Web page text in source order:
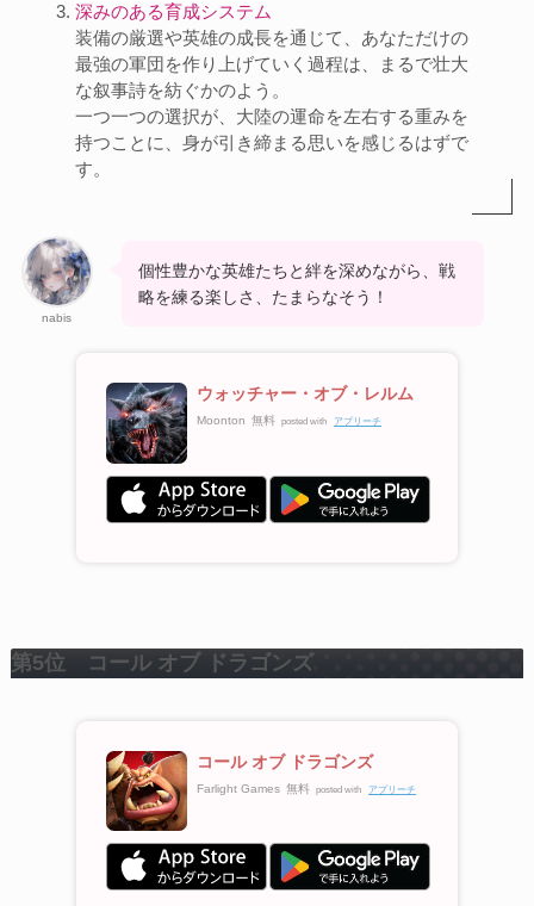
深みのある育成システム
装備の厳選や英雄の成長を通じて、あなただけの
最強の軍団を作り上げていく過程は、まるで壮大
な叙事詩を紡ぐかのよう。
一つ一つの選択が、大陸の運命を左右する重みを
持つことに、身が引き締まる思いを感じるはずで
す。
nabis
個性豊かな英雄たちと絆を深めながら、戦
略を練る楽しさ、たまらなそう！
ウォッチャー・オブ・レルム
Moonton 無料 posted with アプリーチ
第5位 コール オブ ドラゴンズ
コール オブ ドラゴンズ
Farlight Games 無料 posted with アプリーチ